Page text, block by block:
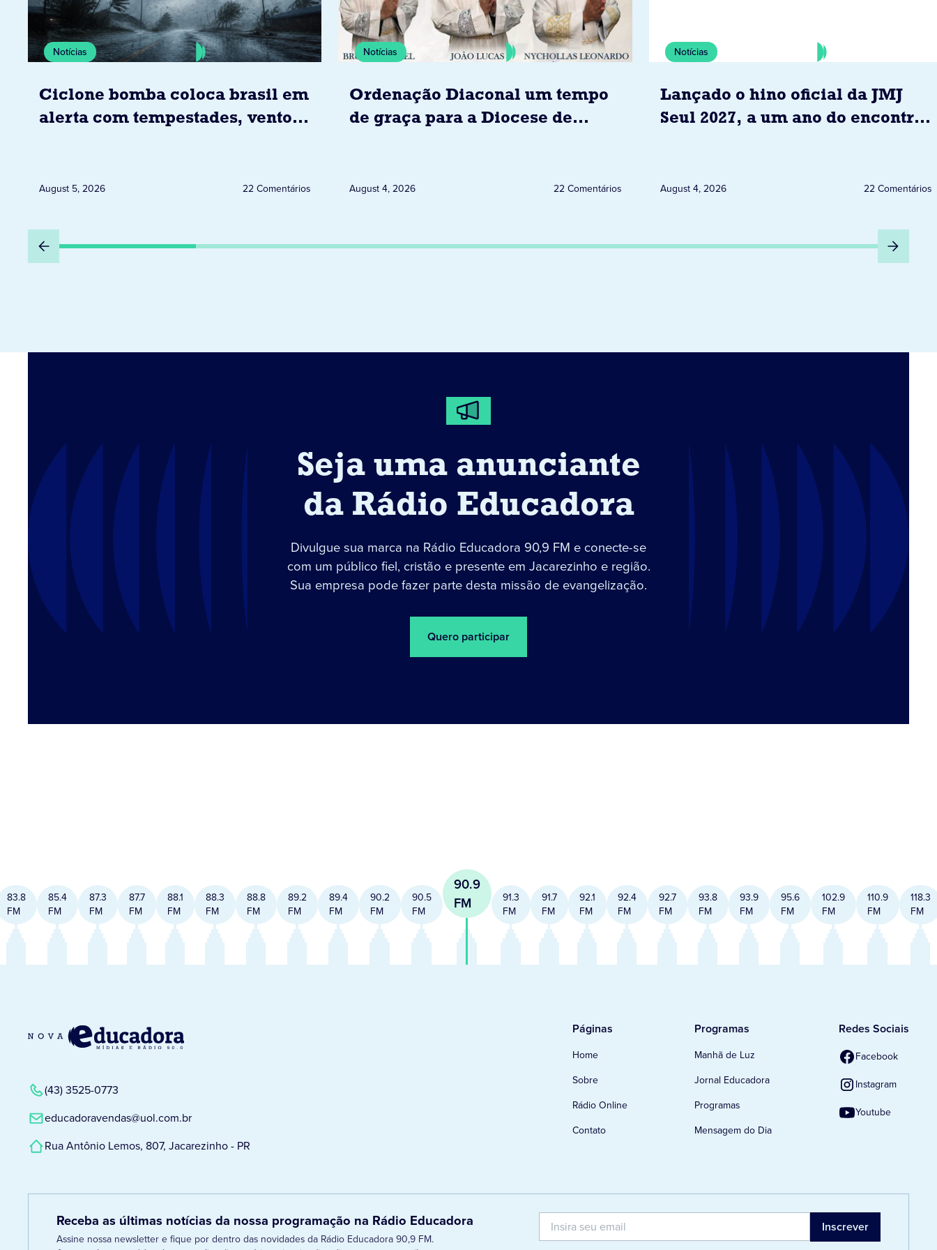
Notícias
Ciclone bomba coloca brasil em
alerta com tempestades, ventos
August 5, 2026 22 Comentários
Notícias
Ordenação Diaconal um tempo
de graça para a Diocese de
August 4, 2026 22 Comentários
Notícias
Lançado o hino oficial da JMJ
Seul 2027, a um ano do encontro
August 4, 2026 22 Comentários
Seja uma anunciante
da Rádio Educadora
Divulgue sua marca na Rádio Educadora 90,9 FM e conecte-se
com um público fiel, cristão e presente em Jacarezinho e região.
Sua empresa pode fazer parte desta missão de evangelização.
Quero participar
83.8
FM
85.4
FM
87.3
FM
87.7
FM
88.1
FM
88.3
FM
88.8
FM
89.2
FM
89.4
FM
90.2
FM
90.5
FM
90.9
FM
91.3
FM
91.7
FM
92.1
FM
92.4
FM
92.7
FM
93.8
FM
93.9
FM
95.6
FM
102.9
FM
110.9
FM
118.3
FM
(43) 3525-0773
educadoravendas@uol.com.br
Rua Antônio Lemos, 807, Jacarezinho - PR
Páginas
Home
Sobre
Rádio Online
Contato
Programas
Manhã de Luz
Jornal Educadora
Programas
Mensagem do Dia
Redes Sociais
Facebook
Instagram
Youtube
Receba as últimas notícias da nossa programação na Rádio Educadora
Assine nossa newsletter e fique por dentro das novidades da Rádio Educadora 90,9 FM.